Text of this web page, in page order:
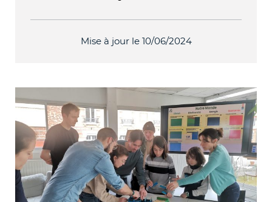
Mise à jour le 10/06/2024